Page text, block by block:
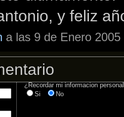
y feliz
a las 9 de Enero
¿Recordar mi informacion
Si
No